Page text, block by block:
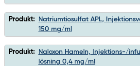
Produkt:
Natriumtiosulfat APL,
150 mg/ml
Produkt:
Naloxon Hameln, Injektions-/
lösning 0,4 mg/ml